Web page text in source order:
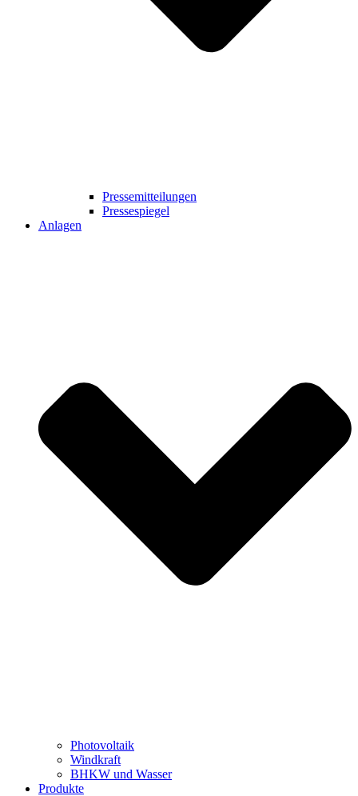
Pressemitteilungen
Pressespiegel
Anlagen
Photovoltaik
Windkraft
BHKW und Wasser
Produkte